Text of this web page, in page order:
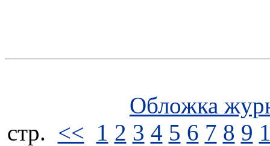
Обложка
стp. << 1 2 3 4 5 6 7 8 9